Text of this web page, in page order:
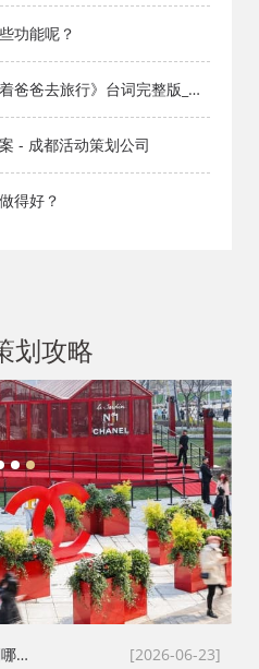
功能呢？
爸爸去旅行》台词完整版_小
- 成都活动策划公司
得好？
划攻略
[2026-06-23]
成都展会服务+商业活动策划哪家好？成都活动公司舞台布置演出一体化服务商